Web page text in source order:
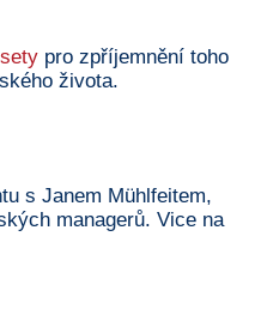
pro zpříjemnění toho
života.
s Janem Mühlfeitem,
managerů. Vice na